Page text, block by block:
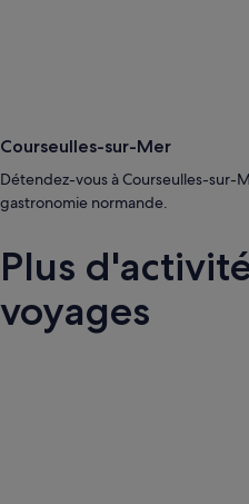
Courseulles-sur-Mer
Détendez-vous à Courseulles-sur-
gastronomie normande.
Plus
voyages